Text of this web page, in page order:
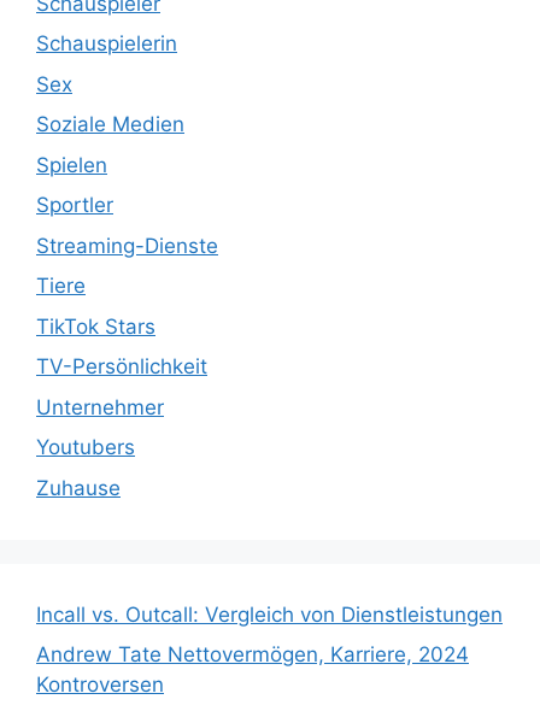
Schauspielerin
Sex
Soziale Medien
Spielen
Sportler
Streaming-Dienste
Tiere
TikTok Stars
TV-Persönlichkeit
Unternehmer
Youtubers
Zuhause
Incall vs. Outcall: Vergleich von Dienstleistungen
Andrew Tate Nettovermögen, Karriere, 2024
Kontroversen